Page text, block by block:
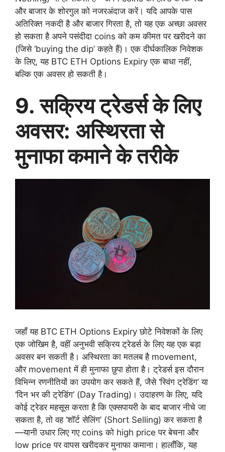
और बाजार के शोरगुल को नजरअंदाज करें। यदि आपके पास
अतिरिक्त नकदी है और बाजार गिरता है, तो यह एक अच्छा अवसर
हो सकता है अपने पसंदीदा coins को कम कीमत पर खरीदने का
(जिसे ‘buying the dip’ कहते हैं)। एक दीर्घकालिक निवेशक
के लिए, यह BTC ETH Options Expiry एक बाधा नहीं,
बल्कि एक अवसर हो सकती है।
9. सक्रिय ट्रेडर्स के लिए
अवसर: अस्थिरता से
मुनाफा कमाने के तरीके
जहाँ यह BTC ETH Options Expiry छोटे निवेशकों के लिए
एक जोखिम है, वहीं अनुभवी सक्रिय ट्रेडर्स के लिए यह एक बड़ा
अवसर बन सकती है। अस्थिरता का मतलब है movement,
और movement में ही मुनाफा छुपा होता है। ट्रेडर्स इस दौरान
विभिन्न रणनीतियों का उपयोग कर सकते हैं, जैसे ‘स्विंग ट्रेडिंग’ या
‘दिन भर की ट्रेडिंग’ (Day Trading)। उदाहरण के लिए, यदि
कोई ट्रेडर महसूस करता है कि एक्सपायरी के बाद बाजार नीचे जा
सकता है, तो वह ‘शॉर्ट सेलिंग’ (Short Selling) कर सकता है
—यानी उधार लिए गए coins को high price पर बेचना और
low price पर वापस खरीदकर मुनाफा कमाना। हालाँकि, यह